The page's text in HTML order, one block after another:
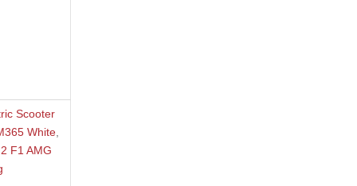
Scooter
White,
F1 AMG